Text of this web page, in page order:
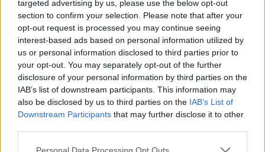
targeted advertising by us, please use the below opt-out
section to confirm your selection. Please note that after your
opt-out request is processed you may continue seeing
interest-based ads based on personal information utilized by
us or personal information disclosed to third parties prior to
your opt-out. You may separately opt-out of the further
disclosure of your personal information by third parties on the
IAB’s list of downstream participants. This information may
also be disclosed by us to third parties on the IAB’s List of
Downstream Participants that may further disclose it to other
Personal Data Processing Opt Outs
Πότε έγιναν οι πρώτες βουλευτικές εκλογές
στην Ελλάδα
Πότε ψηφίστηκε και το πρώτο Σύνταγμα
ΠΡΙΝ 163 ΕΒΔΟΜΆΔΕΣ